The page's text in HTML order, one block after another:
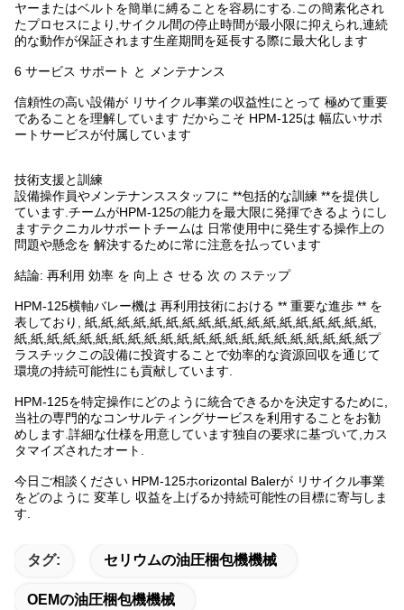
ヤーまたはベルトを簡単に縛ることを容易にする.この簡素化され
たプロセスにより,サイクル間の停止時間が最小限に抑えられ,連続
的な動作が保証されます生産期間を延長する際に最大化します
6 サービス サポート と メンテナンス
信頼性の高い設備が リサイクル事業の収益性にとって 極めて重要
であることを理解しています だからこそ HPM-125は 幅広いサポ
ートサービスが付属しています
技術支援と訓練
設備操作員やメンテナンススタッフに **包括的な訓練 **を提供し
ています.チームがHPM-125の能力を最大限に発揮できるようにし
ますテクニカルサポートチームは 日常使用中に発生する操作上の
問題や懸念を 解決するために常に注意を払っています
結論: 再利用 効率 を 向上 さ せる 次 の ステップ
HPM-125横軸バレー機は 再利用技術における ** 重要な進歩 ** を
表しており, 紙,紙,紙,紙,紙,紙,紙,紙,紙,紙,紙,紙,紙,紙,紙,紙,紙,紙,
紙,紙,紙,紙,紙,紙,紙,紙,紙,紙,紙,紙,紙,紙,紙,紙,紙,紙,紙,紙,紙,紙プ
ラスチックこの設備に投資することで効率的な資源回収を通じて
環境の持続可能性にも貢献しています.
HPM-125を特定操作にどのように統合できるかを決定するために,
当社の専門的なコンサルティングサービスを利用することをお勧
めします.詳細な仕様を用意しています独自の要求に基づいて,カス
タマイズされたオート.
今日ご相談ください HPM-125ホorizontal Balerが リサイクル事業
をどのように 変革し 収益を上げるか持続可能性の目標に寄与しま
す.
タグ: セリウムの油圧梱包機機械
OEMの油圧梱包機機械